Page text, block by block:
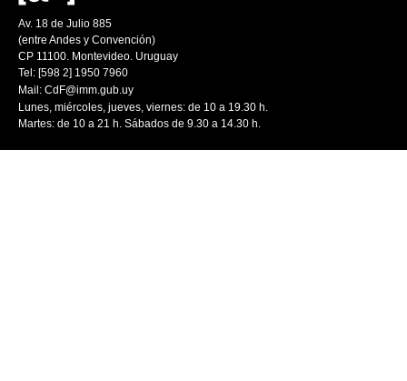
Av. 18 de Julio 885
(entre Andes y Convención)
CP 11100. Montevideo. Uruguay
Tel: [598 2] 1950 7960
Mail: CdF@imm.gub.uy
Lunes, miércoles, jueves, viernes: de 10 a 19.30 h.
Martes: de 10 a 21 h. Sábados de 9.30 a 14.30 h.